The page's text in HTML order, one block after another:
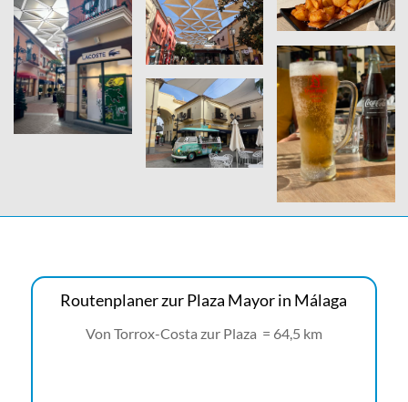
Routenplaner zur Plaza Mayor in Málaga
Von Torrox-Costa zur Plaza = 64,5 km